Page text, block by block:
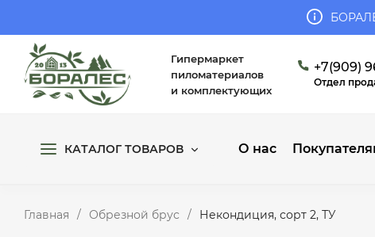
Гипермаркет
пиломатериалов
и комплектующих
+7(909)
Отдел
КАТАЛОГ ТОВАРОВ О нас
Главная / Обрезной брус / Некондиция, сорт 2, ТУ